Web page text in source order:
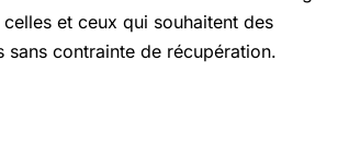
et ceux qui souhaitent des
sans contrainte de récupération.